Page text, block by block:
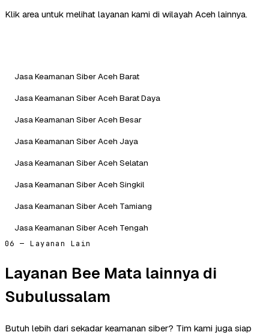
Klik area untuk melihat layanan kami di wilayah Aceh lainnya.
Jasa Keamanan Siber Aceh Barat
Jasa Keamanan Siber Aceh Barat Daya
Jasa Keamanan Siber Aceh Besar
Jasa Keamanan Siber Aceh Jaya
Jasa Keamanan Siber Aceh Selatan
Jasa Keamanan Siber Aceh Singkil
Jasa Keamanan Siber Aceh Tamiang
Jasa Keamanan Siber Aceh Tengah
06 — Layanan Lain
Layanan Bee Mata lainnya di
Subulussalam
Butuh lebih dari sekadar keamanan siber? Tim kami juga siap